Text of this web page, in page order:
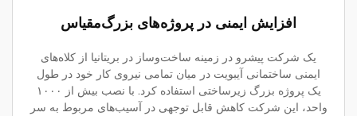
افزایش ایمنی در پروژه‌های بزرگ‌مقیاس
یک شرکت پیشرو در زمینه ساخت‌وساز در بریتانیا از کلاه‌های
ایمنی ساختمانی آیبویت در میان تمامی نیروی کار خود در طول
یک پروژه بزرگ زیرساختی استفاده کرد. با نصب بیش از ۱۰۰۰
واحد، این شرکت کاهش قابل توجهی در آسیب‌های مربوط به سر